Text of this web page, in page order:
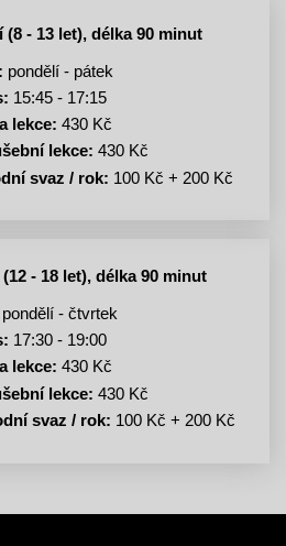
- 13 let), délka 90 minut
pondělí - pátek
15:45 - 17:15
lekce: 430 Kč
lekce: 430 Kč
svaz / rok: 100 Kč + 200 Kč
- 18 let), délka 90 minut
pondělí - čtvrtek
17:30 - 19:00
lekce: 430 Kč
lekce: 430 Kč
svaz / rok: 100 Kč + 200 Kč